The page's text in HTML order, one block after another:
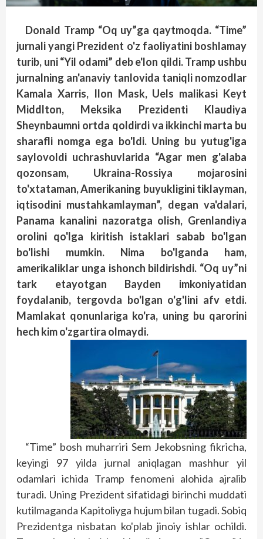
Donald Tramp “Oq uy”ga qaytmoqda. “Time”
jurnali yangi Prezident o'z faoliyatini boshlamay
turib, uni “Yil odami” deb e'lon qildi. Tramp ushbu
jurnalning an'anaviy tanlovida taniqli nomzodlar
Kamala Xarris, Ilon Mask, Uels malikasi Keyt
Middlton, Meksika Prezidenti Klaudiya
Sheynbaumni ortda qoldirdi va ikkinchi marta bu
sharafli nomga ega bo'ldi. Uning bu yutug'iga
saylovoldi uchrashuvlarida “Agar men g'alaba
qozonsam, Ukraina-Rossiya mojarosini
to'xtataman, Amerikaning buyukligini tiklayman,
iqtisodini mustahkamlayman”, degan va'dalari,
Panama kanalini nazoratga olish, Grenlandiya
orolini qo'lga kiritish istaklari sabab bo'lgan
bo'lishi mumkin. Nima bo'lganda ham,
amerikaliklar unga ishonch bildirishdi. “Oq uy”ni
tark etayotgan Bayden imkoniyatidan
foydalanib, tergovda bo'lgan o'g'lini afv etdi.
Mamlakat qonunlariga ko'ra, uning bu qarorini
hech kim o'zgartira olmaydi.
“Time” bosh muharriri Sem Jekobsning fikricha,
keyingi 97 yilda jurnal aniqlagan mashhur yil
odamlari ichida Tramp fenomeni alohida ajralib
turadi. Uning Prezident sifatidagi birinchi muddati
kutilmaganda Kapitoliyga hujum bilan tugadi. Sobiq
Prezidentga nisbatan ko'plab jinoiy ishlar ochildi.